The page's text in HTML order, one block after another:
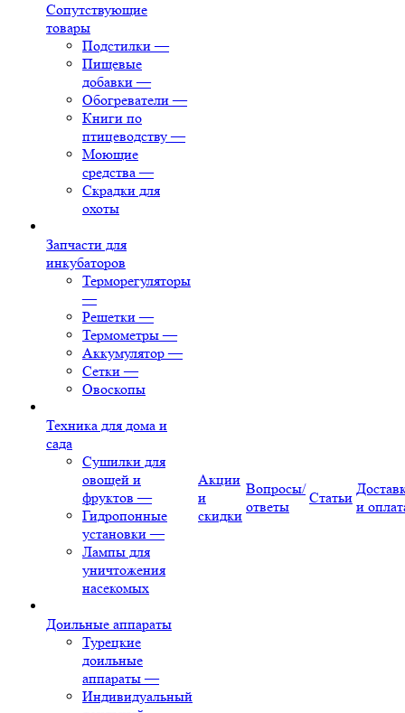
Сопутствующие
товары
Подстилки —
Пищевые
добавки —
Обогреватели —
Книги по
птицеводству —
Моющие
средства —
Скрадки для
охоты
Запчасти для
инкубаторов
Терморегуляторы
—
Решетки —
Термометры —
Аккумулятор —
Сетки —
Овоскопы
Техника для дома и
сада
Сушилки для
овощей и
фруктов —
Гидропонные
установки —
Лампы для
уничтожения
насекомых
Доильные аппараты
Турецкие
доильные
аппараты —
Индивидуальный
Акции
и
скидки
Вопросы/
ответы
Статьи
и